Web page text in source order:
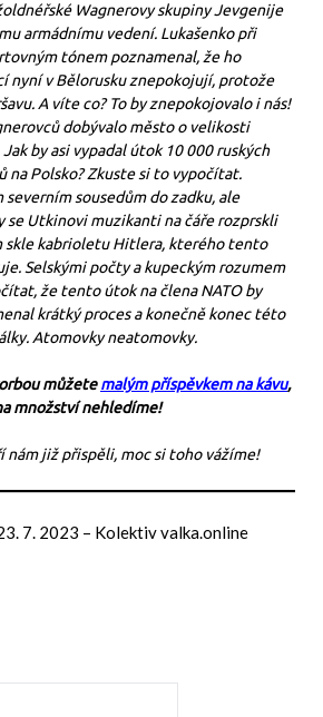
Wagnerovy skupiny Jevgenije
armádnímu vedení. Lukašenko při
tónem poznamenal, že ho
nyní v Bělorusku znepokojují, protože
A víte co? To by znepokojovalo i nás!
dobývalo město o velikosti
by asi vypadal útok 10 000 ruských
na Polsko? Zkuste si to vypočítat.
sousedům do zadku, ale
se Utkinovi muzikanti na čáře rozprskli
skle kabrioletu Hitlera, kterého tento
Selskými počty a kupeckým rozumem
že tento útok na člena NATO by
krátký proces a konečně konec této
Atomovky neatomovky.
můžetemalým příspěvkem na kávu,
množství nehledíme!
nám již přispěli, moc si toho vážíme!
7. 2023 – Kolektiv valka.online